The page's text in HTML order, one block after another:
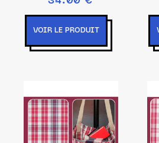
VOIR LE PRODUIT